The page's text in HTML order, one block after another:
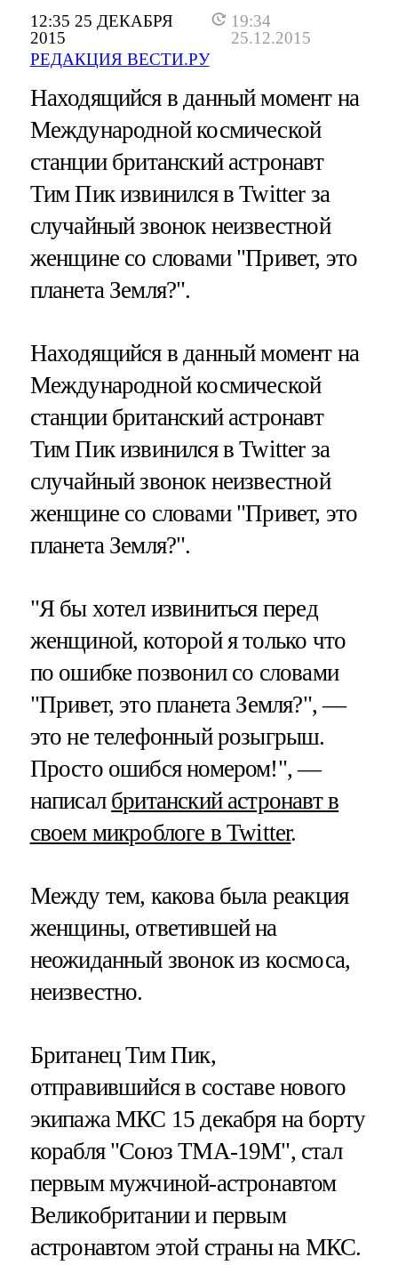
12:35 25 ДЕКАБРЯ
2015
19:34
25.12.2015
РЕДАКЦИЯ ВЕСТИ.РУ
Находящийся в данный момент на
Международной космической
станции британский астронавт
Тим Пик извинился в Twitter за
случайный звонок неизвестной
женщине со словами "Привет, это
планета Земля?".
Находящийся в данный момент на
Международной космической
станции британский астронавт
Тим Пик извинился в Twitter за
случайный звонок неизвестной
женщине со словами "Привет, это
планета Земля?".
"Я бы хотел извиниться перед
женщиной, которой я только что
по ошибке позвонил со словами
"Привет, это планета Земля?", —
это не телефонный розыгрыш.
Просто ошибся номером!", —
написал британский астронавт в
своем микроблоге в Twitter.
Между тем, какова была реакция
женщины, ответившей на
неожиданный звонок из космоса,
неизвестно.
Британец Тим Пик,
отправившийся в составе нового
экипажа МКС 15 декабря на борту
корабля "Союз ТМА-19М", стал
первым мужчиной-астронавтом
Великобритании и первым
астронавтом этой страны на МКС.